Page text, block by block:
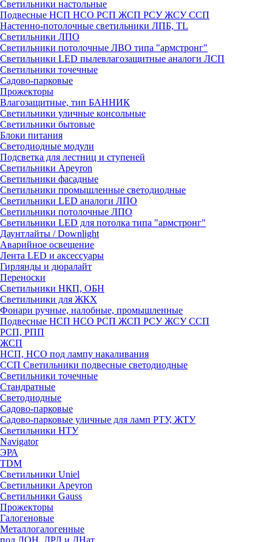
Светильники настольные
Подвесные НСП НСО РСП ЖСП РСУ ЖСУ ССП
Настенно-потолочные светильники ЛПБ, TL
Светильники ЛПО
Светильники потолочные ЛВО типа "армстронг"
Светильники LED пылевлагозащитные аналоги ЛСП
Светильники точечные
Садово-парковые
Прожекторы
Влагозащитные, тип БАННИК
Светильники уличные консольные
Светильники бытовые
Блоки питания
Светодиодные модули
Подсветка для лестниц и ступеней
Светильники Apeyron
Светильники фасадные
Светильники промышленные светодиодные
Светильники LED аналоги ЛПО
Светильники потолочные ЛПО
Светильники LED для потолка типа "армстронг"
Даунтлайты / Downlight
Аварийное освещение
Лента LED и аксессуары
Гирлянды и дюралайт
Переноски
Светильники НКП, ОБН
Светильники для ЖКХ
Фонари ручные, налобные, промышленные
Подвесные НСП НСО РСП ЖСП РСУ ЖСУ ССП
РСП, РПП
ЖСП
НСП, НСО под лампу накаливания
ССП Светильники подвесные светодиодные
Светильники точечные
Стандратные
Светодиодные
Садово-парковые
Садово-парковые уличные для ламп РТУ, ЖТУ
Светильники НТУ
Navigator
ЭРА
TDM
Светильники Uniel
Светильники Apeyron
Светильники Gauss
Прожекторы
Галогеновые
Металлогалогенные
под ЛОН, ДРЛ и ДНат